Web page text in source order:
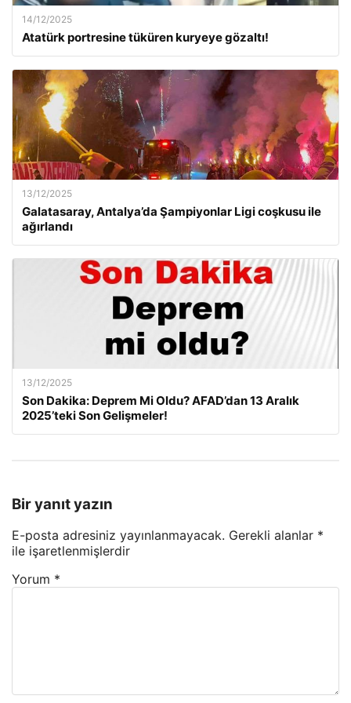
14/12/2025
Atatürk portresine tüküren kuryeye gözaltı!
13/12/2025
Galatasaray, Antalya’da Şampiyonlar Ligi coşkusu ile
ağırlandı
13/12/2025
Son Dakika: Deprem Mi Oldu? AFAD’dan 13 Aralık
2025’teki Son Gelişmeler!
Bir yanıt yazın
E-posta adresiniz yayınlanmayacak. Gerekli alanlar *
ile işaretlenmişlerdir
Yorum *